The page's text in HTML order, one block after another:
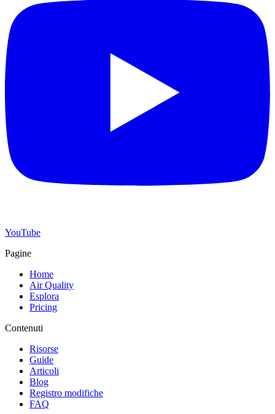
YouTube
Pagine
Home
Air Quality
Esplora
Pricing
Contenuti
Risorse
Guide
Articoli
Blog
Registro modifiche
FAQ